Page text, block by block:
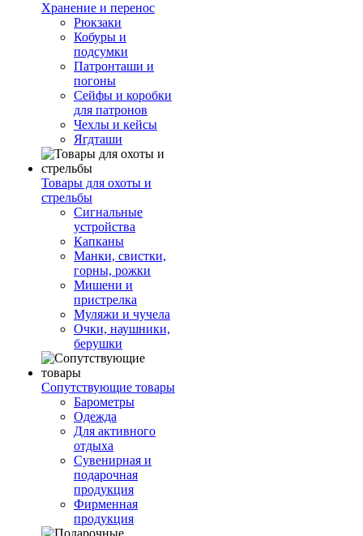
Хранение и перенос
Рюкзаки
Кобуры и
подсумки
Патронташи и
погоны
Сейфы и коробки
для патронов
Чехлы и кейсы
Ягдташи
Товары для охоты и
стрельбы
Сигнальные
устройства
Капканы
Манки, свистки,
горны, рожки
Мишени и
пристрелка
Муляжи и чучела
Очки, наушники,
берушки
Сопутствующие товары
Барометры
Одежда
Для активного
отдыха
Сувенирная и
подарочная
продукция
Фирменная
продукция